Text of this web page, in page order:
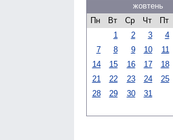
жовтень
Пн
Вт Ср Чт Пт
1
2 3 4
7
8 9 10 11
14
15 16 17 18
21
22 23 24 25
28
29 30 31